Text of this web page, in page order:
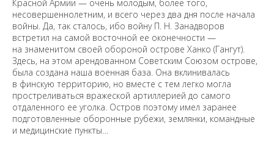
Красной Армии — очень молодым, более того,
несовершеннолетним, и всего через два дня после начала
войны. Да, так сталось, ибо войну П. Н. Занадворов
встретил на самой восточной ее оконечности —
на знаменитом своей обороной острове Ханко (Гангут).
Здесь, на этом арендованном Советским Союзом острове,
была создана наша военная база. Она вклинивалась
в финскую территорию, но вместе с тем легко могла
простреливаться вражеской артиллерией до самого
отдаленного ее уголка. Остров поэтому имел заранее
подготовленные оборонные рубежи, землянки, командные
и медицинские пункты…